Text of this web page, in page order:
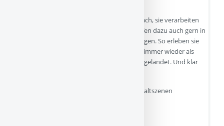
Kinder spielen im Spiel nicht einfach nur nach, sie verarbeiten
dabei auch, was sie beängstigt und schlüpfen dazu auch gern in
die Rollen derer rein, die „für Ordnung“ sorgen. So erleben sie
sich als stark und können ihre innere Welt immer wieder als
stimmig erleben: der Dieb ist im Gefängnis gelandet. Und klar
Werden Kinder durch das Spielen von Gewaltszenen